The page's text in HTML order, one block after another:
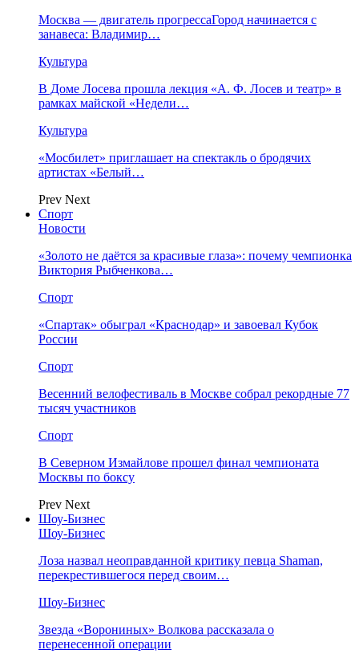
Москва — двигатель прогрессаГород начинается с
занавеса: Владимир…
Культура
В Доме Лосева прошла лекция «А. Ф. Лосев и театр» в
рамках майской «Недели…
Культура
«Мосбилет» приглашает на спектакль о бродячих
артистах «Белый…
Prev Next
Спорт
Новости
«Золото не даётся за красивые глаза»: почему чемпионка
Виктория Рыбченкова…
Спорт
«Спартак» обыграл «Краснодар» и завоевал Кубок
России
Спорт
Весенний велофестиваль в Москве собрал рекордные 77
тысяч участников
Спорт
В Северном Измайлове прошел финал чемпионата
Москвы по боксу
Prev Next
Шоу-Бизнес
Шоу-Бизнес
Лоза назвал неоправданной критику певца Shaman,
перекрестившегося перед своим…
Шоу-Бизнес
Звезда «Ворониных» Волкова рассказала о
перенесенной операции